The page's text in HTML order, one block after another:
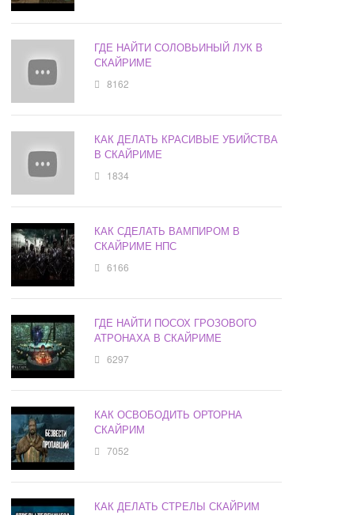
ГДЕ НАЙТИ СОЛОВЬИНЫЙ ЛУК В
СКАЙРИМЕ
8162
КАК ДЕЛАТЬ КРАСИВЫЕ УБИЙСТВА
В СКАЙРИМЕ
1834
КАК СДЕЛАТЬ ВАМПИРОМ В
СКАЙРИМЕ НПС
6166
ГДЕ НАЙТИ ПОСОХ ГРОЗОВОГО
АТРОНАХА В СКАЙРИМЕ
6297
КАК ОСВОБОДИТЬ ОРТОРНА
СКАЙРИМ
7052
КАК ДЕЛАТЬ СТРЕЛЫ СКАЙРИМ